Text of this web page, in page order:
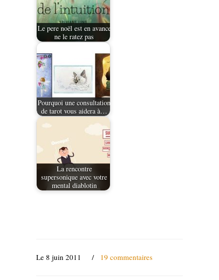
Le pere noël est en avance
ne le ratez pas
Pourquoi une consultation
de tarot vous aidera à…
La rencontre
supersonique avec votre
mental diablotin
Le 8 juin 2011 / 19 commentaires